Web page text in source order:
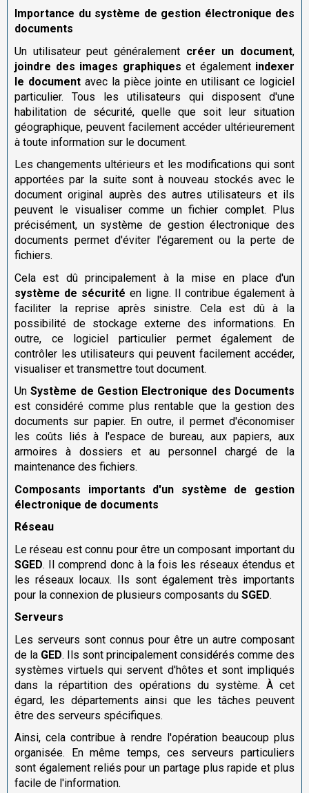
Importance du système de gestion électronique des
documents
Un utilisateur peut généralement créer un document,
joindre des images graphiques et également indexer
le document avec la pièce jointe en utilisant ce logiciel
particulier. Tous les utilisateurs qui disposent d'une
habilitation de sécurité, quelle que soit leur situation
géographique, peuvent facilement accéder ultérieurement
à toute information sur le document.
Les changements ultérieurs et les modifications qui sont
apportées par la suite sont à nouveau stockés avec le
document original auprès des autres utilisateurs et ils
peuvent le visualiser comme un fichier complet. Plus
précisément, un système de gestion électronique des
documents permet d'éviter l'égarement ou la perte de
fichiers.
Cela est dû principalement à la mise en place d'un
système de sécurité en ligne. Il contribue également à
faciliter la reprise après sinistre. Cela est dû à la
possibilité de stockage externe des informations. En
outre, ce logiciel particulier permet également de
contrôler les utilisateurs qui peuvent facilement accéder,
visualiser et transmettre tout document.
UnSystème de Gestion Electronique des Documents
est considéré comme plus rentable que la gestion des
documents sur papier. En outre, il permet d'économiser
les coûts liés à l'espace de bureau, aux papiers, aux
armoires à dossiers et au personnel chargé de la
maintenance des fichiers.
Composants importants d'un système de gestion
électronique de documents
Réseau
Le réseau est connu pour être un composant important du
SGED. Il comprend donc à la fois les réseaux étendus et
les réseaux locaux. Ils sont également très importants
pour la connexion de plusieurs composants du SGED.
Serveurs
Les serveurs sont connus pour être un autre composant
de la GED. Ils sont principalement considérés comme des
systèmes virtuels qui servent d'hôtes et sont impliqués
dans la répartition des opérations du système. À cet
égard, les départements ainsi que les tâches peuvent
être des serveurs spécifiques.
Ainsi, cela contribue à rendre l'opération beaucoup plus
organisée. En même temps, ces serveurs particuliers
sont également reliés pour un partage plus rapide et plus
facile de l'information.